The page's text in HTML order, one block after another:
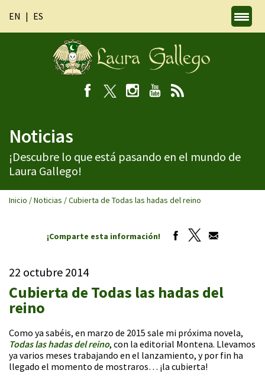
EN ES
Noticias
¡Descubre lo que está pasando en el mundo de
Laura Gallego!
Inicio /Noticias /Cubierta de Todas las hadas del reino
¡Comparte esta información!
22 octubre 2014
Cubierta de Todas las hadas del
reino
Como ya sabéis, en marzo de 2015 sale mi próxima novela,
Todas las hadas del reino, con la editorial Montena. Llevamos
ya varios meses trabajando en el lanzamiento, y por fin ha
llegado el momento de mostraros… ¡la cubierta!